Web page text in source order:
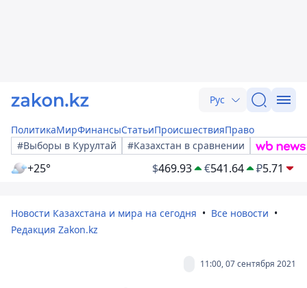
Рус
ПолитикаМирФинансыСтатьиПроисшествияПраво
#Выборы в Курултай
#Казахстан в сравнении
+25° $469.93 €541.64 ₽5.71
Новости Казахстана и мира на сегодня
Все новости
Редакция Zakon.kz
11:00, 07 сентября 2021